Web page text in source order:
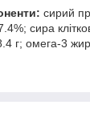
сирий
сира
г; омега-3